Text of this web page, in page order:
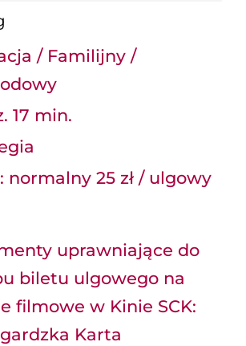
/ Familijny /
17 min.
normalny 25 zł / ulgowy
uprawniające do
biletu ulgowego na
filmowe w Kinie SCK:
Karta